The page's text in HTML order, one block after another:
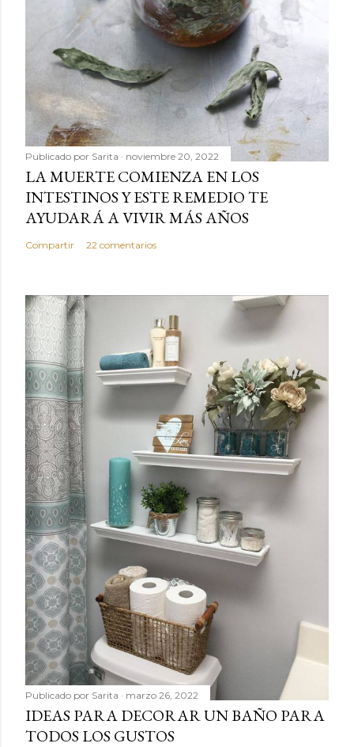
Publicado por Sarita noviembre 20, 2022
LA MUERTE COMIENZA EN LOS
INTESTINOS Y ESTE REMEDIO TE
AYUDARÁ A VIVIR MÁS AÑOS
Compartir 22 comentarios
Publicado por Sarita marzo 26, 2022
IDEAS PARA DECORAR UN BAÑO PARA
TODOS LOS GUSTOS